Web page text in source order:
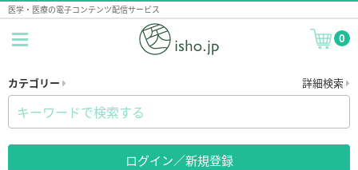
医学・医療の電子コンテンツ配信サービス
0
カテゴリー 詳細検索
ログイン／新規登録